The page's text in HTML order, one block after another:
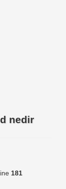
nedir
181